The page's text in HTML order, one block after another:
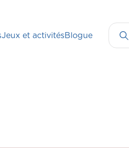
Jeux et activitésBlogue